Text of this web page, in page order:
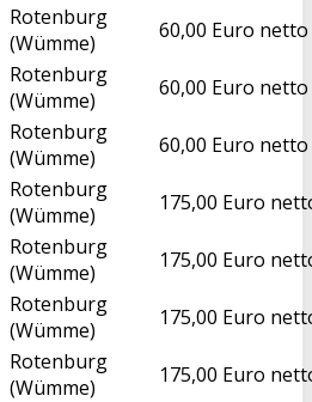
Rotenburg
(Wümme)
60,00 Euro netto
Rotenburg
(Wümme)
60,00 Euro netto
Rotenburg
(Wümme)
60,00 Euro netto
Rotenburg
(Wümme)
175,00 Euro
Rotenburg
(Wümme)
175,00 Euro
Rotenburg
(Wümme)
175,00 Euro
Rotenburg
(Wümme)
175,00 Euro